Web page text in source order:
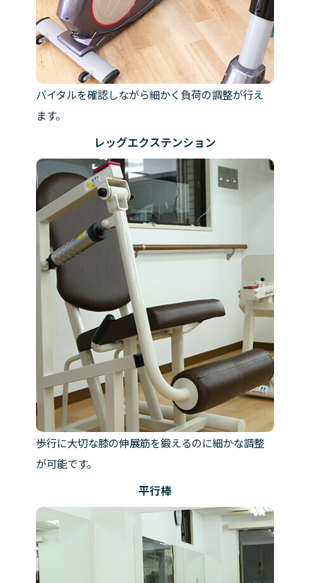
バイタルを確認しながら細かく負荷の調整が行え
ます。
レッグエクステンション
歩行に大切な膝の伸展筋を鍛えるのに細かな調整
が可能です。
平行棒